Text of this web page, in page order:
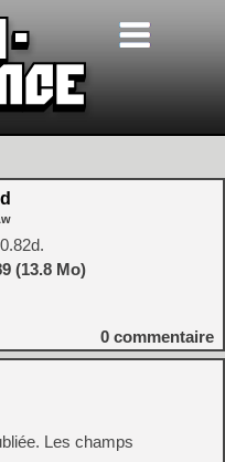
(13.8 Mo)
0 commentaire
Les champs